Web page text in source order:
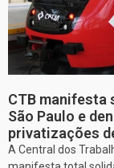
CTB manifesta
São Paulo e
privatizações
A Central dos